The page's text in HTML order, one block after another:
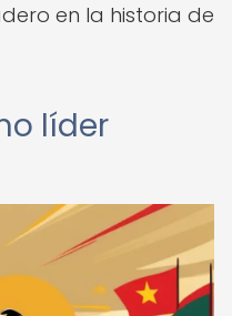
en la historia de
líder